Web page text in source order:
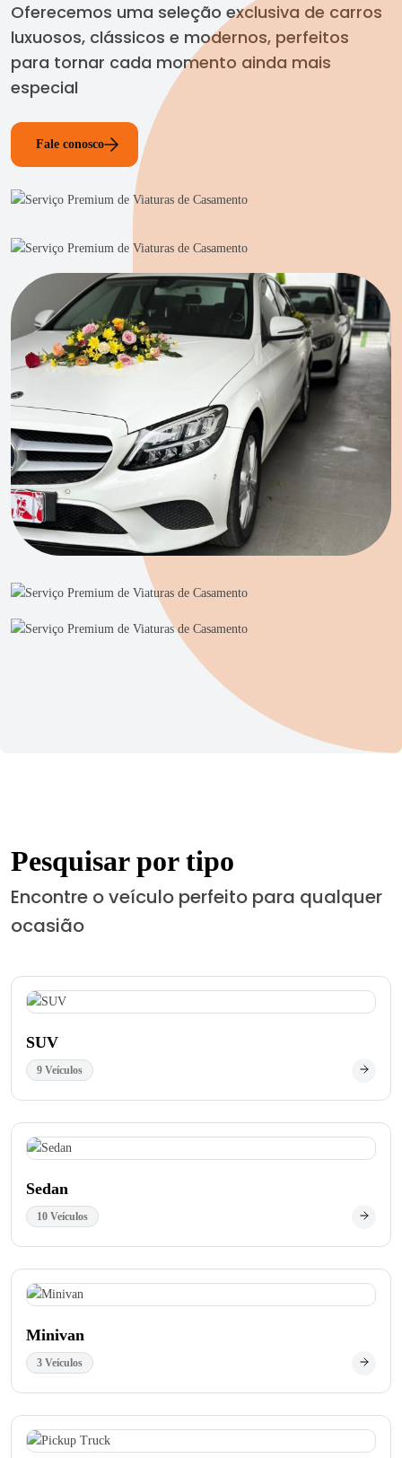
Oferecemos uma seleção exclusiva de carros
luxuosos, clássicos e modernos, perfeitos
para tornar cada momento ainda mais
especial
Fale conosco
Pesquisar por tipo
Encontre o veículo perfeito para qualquer
ocasião
SUV
9 Veículos
Sedan
10 Veículos
Minivan
3 Veículos